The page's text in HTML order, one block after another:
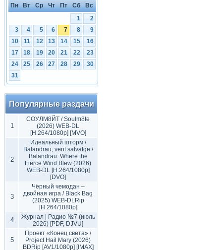
Пн Вт Ср Чт Пт Сб
Вс
1
2
3
4 5 6 7 8
9
10
11 12 13 14 15
16
17
18 19 20 21 22
23
24
25 26 27 28 29
30
31
Популярные раздачи
1
СОУЛМ8ЙТ / Soulm8te
(2026) WEB-DL
[H.264/1080p] [MVO]
2
Идеальный шторм /
Balandrau, vent salvatge /
Balandrau: Where the
Fierce Wind Blew (2026)
WEB-DL [H.264/1080p]
[DVO]
3
Чёрный чемодан –
двойная игра / Black Bag
(2025) WEB-DLRip
[H.264/1080p]
4
Журнал | Радио №7 (июль
2026) [PDF, DJVU]
5
Проект «Конец света» /
Project Hail Mary (2026)
BDRip [AV1/1080p] [IMAX]